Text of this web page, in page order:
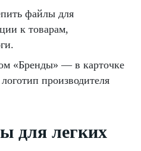
файлы для
к товарам,
«Бренды» — в карточке
производителя
для легких